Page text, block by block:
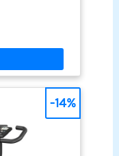
level
to control the
needs of
muscle
lever allows for
of the user
for both cardio
enjoy your
Exercise bike
a 3KG cast
-14%